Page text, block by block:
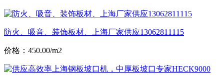
防火、吸音、装饰板材、上海厂家供应13062811115
价格：450.00/m2